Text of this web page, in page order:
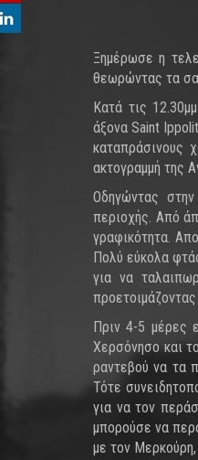
Ξημέρωσε η
θεωρώντας τα
Κατά τις
άξονα Saint
καταπράσινους
ακτογραμμή της
Οδηγώντας
περιοχής. Από
γραφικότητα.
Πολύ εύκολα
για να
Πριν 4-5 μέρες
Χερσόνησο και
ραντεβού να τα
Τότε
για να τον
μπορούσε να
με τον